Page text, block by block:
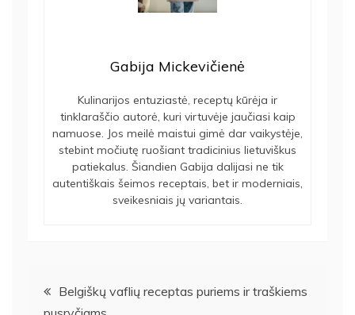
Gabija Mickevičienė
Kulinarijos entuziastė, receptų kūrėja ir
tinklaraščio autorė, kuri virtuvėje jaučiasi kaip
namuose. Jos meilė maistui gimė dar vaikystėje,
stebint močiutę ruošiant tradicinius lietuviškus
patiekalus. Šiandien Gabija dalijasi ne tik
autentiškais šeimos receptais, bet ir moderniais,
sveikesniais jų variantais.
Navigacija
Belgiškų vaflių receptas puriems ir traškiems